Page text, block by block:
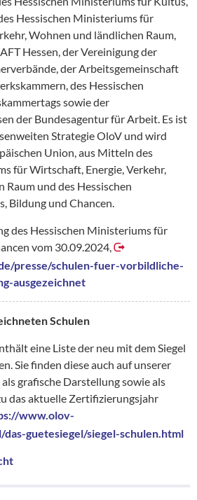
Hessischen Ministeriums für
Wohnen und ländlichen Raum,
Hessen, der Vereinigung der
der Arbeitsgemeinschaft
des Hessischen
sowie der
der Bundesagentur für Arbeit. Es ist
Strategie OloV und wird
Union, aus Mitteln des
für Wirtschaft, Energie, Verkehr,
und des Hessischen
Bildung und Chancen.
des Hessischen Ministeriums für
vom 30.09.2024,
presse/schulen-fuer-vorbildliche-
ausgezeichnet
Schulen
eine Liste der neu mit dem Siegel
Sie finden diese auch auf unserer
grafische Darstellung sowie als
das aktuelle Zertifizierungsjahr
www.olov-
das-guetesiegel/siegel-schulen.html